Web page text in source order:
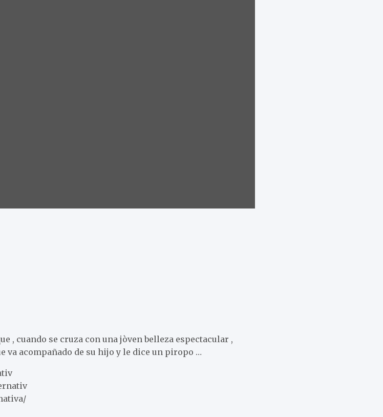
, cuando se cruza con una jòven belleza espectacular ,
va acompañado de su hijo y le dice un piropo …